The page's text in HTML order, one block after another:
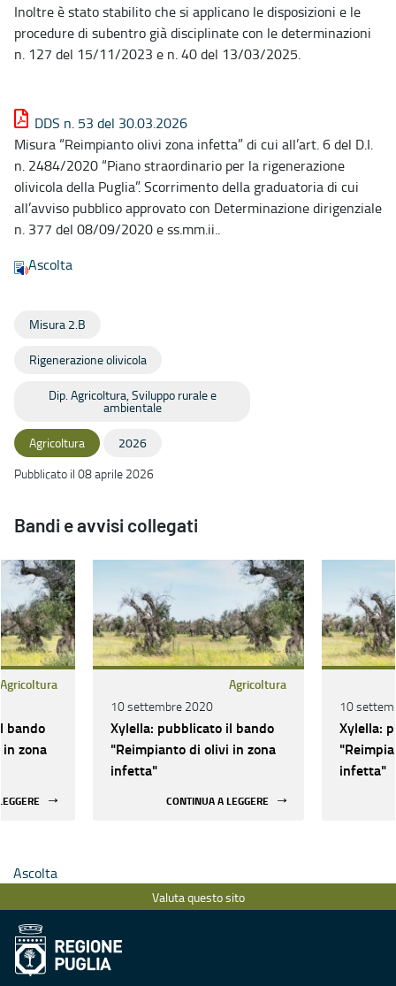
Inoltre è stato stabilito che si applicano le disposizioni e le
procedure di subentro già disciplinate con le determinazioni
n. 127 del 15/11/2023 e n. 40 del 13/03/2025.
DDS n. 53 del 30.03.2026
Misura “Reimpianto olivi zona infetta” di cui all’art. 6 del D.I.
n. 2484/2020 “Piano straordinario per la rigenerazione
olivicola della Puglia”. Scorrimento della graduatoria di cui
all’avviso pubblico approvato con Determinazione dirigenziale
n. 377 del 08/09/2020 e ss.mm.ii..
Ascolta
Misura 2.B
Rigenerazione olivicola
Dip. Agricoltura, Sviluppo rurale e
ambientale
Agricoltura
2026
Pubblicato il 08 aprile 2026
Bandi e avvisi collegati
Agricoltura
bando
zona
Agricoltura
10 settembre 2020
Xylella: pubblicato il bando
"Reimpianto di olivi in zona
infetta"
CONTINUA A LEGGERE
10
Xylella:
infetta"
Ascolta
Valuta questo sito